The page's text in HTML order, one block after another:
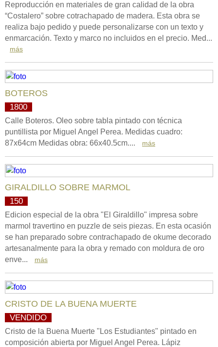
Reproducción en materiales de gran calidad de la obra
“Costalero” sobre cotrachapado de madera. Esta obra se
realiza bajo pedido y puede personalizarse con un texto y
enmarcación. Texto y marco no incluidos en el precio. Med...
más
BOTEROS
1800
Calle Boteros. Oleo sobre tabla pintado con técnica
puntillista por Miguel Angel Perea. Medidas cuadro:
87x64cm Medidas obra: 66x40.5cm....
más
GIRALDILLO SOBRE MARMOL
150
Edicion especial de la obra "El Giraldillo" impresa sobre
marmol travertino en puzzle de seis piezas. En esta ocasión
se han preparado sobre contrachapado de okume decorado
artesanalmente para la obra y remado con moldura de oro
enve...
más
CRISTO DE LA BUENA MUERTE
VENDIDO
Cristo de la Buena Muerte "Los Estudiantes" pintado en
composición abierta por Miguel Angel Perea. Lápiz